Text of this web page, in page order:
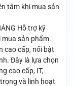
tâm khi mua sản
Hỗ trợ kỹ
sản phẩm.
cao cấp, nổi bật
Đây là lựa chọn
cao cấp, IT,
và linh hoạt